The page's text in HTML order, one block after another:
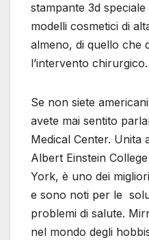
stampante 3d
modelli cosmetici di
almeno, di quello che
l’intervento chirurgico.
Se non siete
avete mai sentito
Medical Center. Unita
Albert Einstein
York, è uno dei
e sono noti per le
problemi di salute.
nel mondo degli